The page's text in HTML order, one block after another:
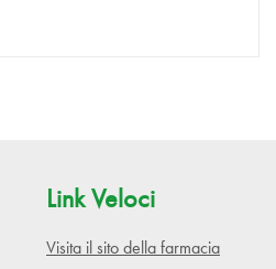
Link Veloci
Visita il sito della farmacia